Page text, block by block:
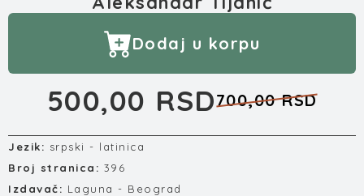
Dodaj u korpu
500,00 RSD700,00 RSD
Jezik: srpski - latinica
Broj stranica: 396
Izdavač: Laguna - Beograd